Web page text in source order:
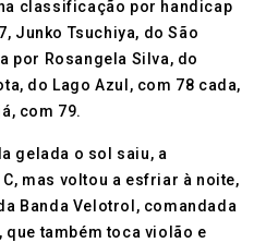
classificação por handicap
Junko Tsuchiya, do São
por Rosangela Silva, do
do Lago Azul, com 78 cada,
com 79.
gelada o sol saiu, a
mas voltou a esfriar à noite,
Banda Velotrol, comandada
também toca violão e